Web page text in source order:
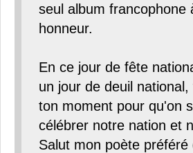
seul album francophone
honneur.
En ce jour de fête
un jour de deuil
ton moment pour qu'on
célébrer notre nation et
Salut mon poète préféré